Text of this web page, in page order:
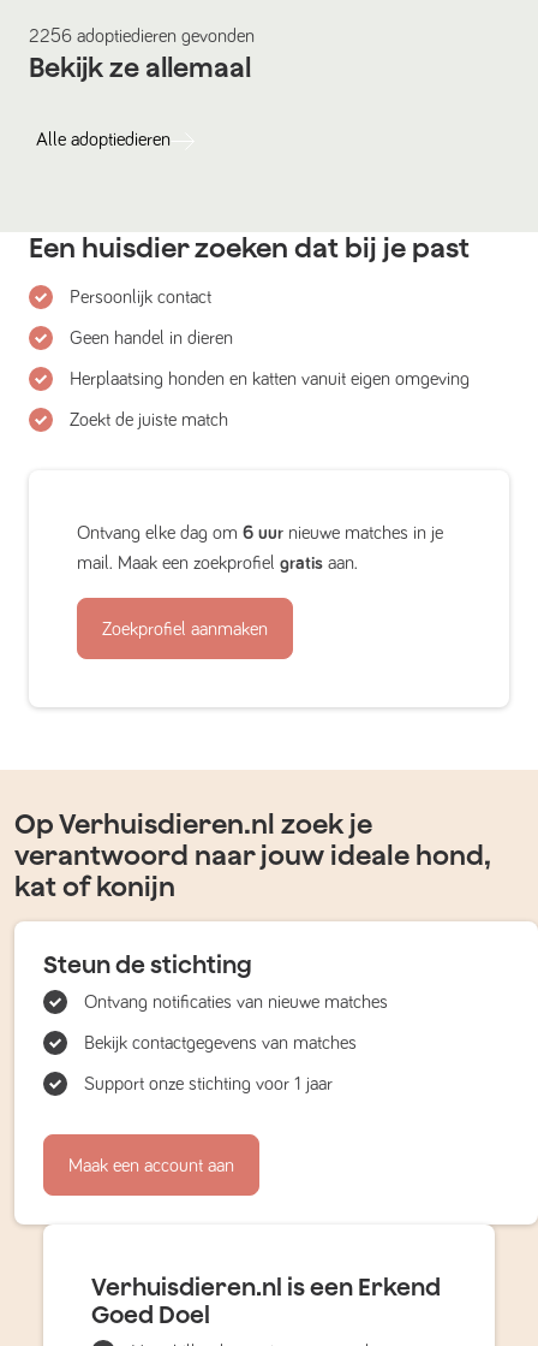
2256 adoptiedieren gevonden
Bekijk ze allemaal
Alle adoptiedieren
Een huisdier zoeken dat bij je past
Persoonlijk contact
Geen handel in dieren
Herplaatsing honden en katten vanuit eigen omgeving
Zoekt de juiste match
Ontvang elke dag om 6 uur nieuwe matches in je
mail. Maak een zoekprofiel gratis aan.
Zoekprofiel aanmaken
Op Verhuisdieren.nl zoek je
verantwoord naar jouw ideale hond,
kat of konijn
Steun de stichting
Ontvang notificaties van nieuwe matches
Bekijk contactgegevens van matches
Support onze stichting voor 1 jaar
Maak een account aan
Verhuisdieren.nl is een Erkend
Goed Doel